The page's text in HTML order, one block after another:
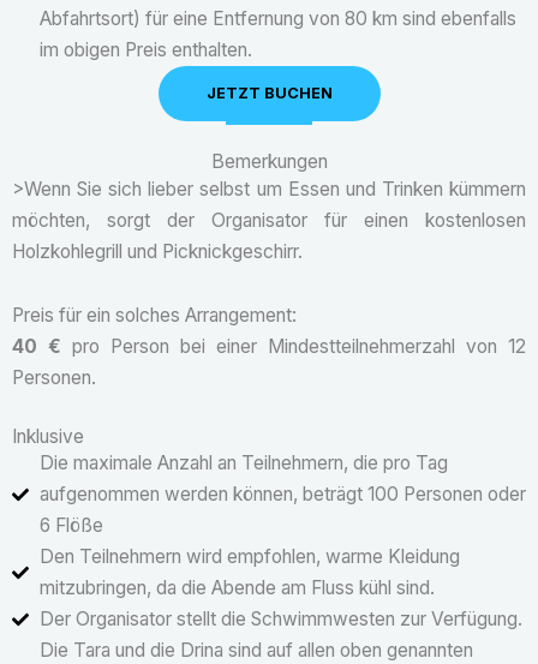
Abfahrtsort) für eine Entfernung von 80 km sind ebenfalls
im obigen Preis enthalten.
JETZT BUCHEN
Bemerkungen
>Wenn Sie sich lieber selbst um Essen und Trinken kümmern
möchten, sorgt der Organisator für einen kostenlosen
Holzkohlegrill und Picknickgeschirr.
Preis für ein solches Arrangement:
40 € pro Person bei einer Mindestteilnehmerzahl von 12
Personen.
Inklusive
Die maximale Anzahl an Teilnehmern, die pro Tag
aufgenommen werden können, beträgt 100 Personen oder
6 Flöße
Den Teilnehmern wird empfohlen, warme Kleidung
mitzubringen, da die Abende am Fluss kühl sind.
Der Organisator stellt die Schwimmwesten zur Verfügung.
Die Tara und die Drina sind auf allen oben genannten